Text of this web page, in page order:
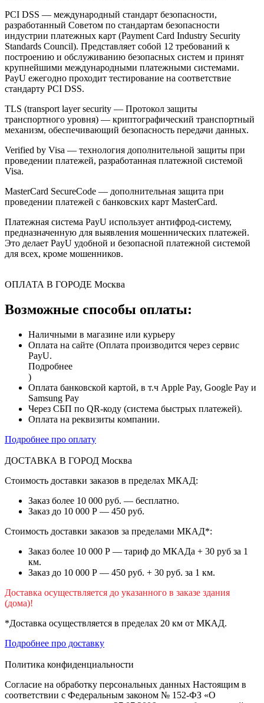
PCI DSS — международный стандарт безопасности,
разработанный Советом по стандартам безопасности
индустрии платежных карт (Payment Card Industry Security
Standards Council). Представляет собой 12 требований к
построению и обслуживанию безопасных систем и принят
крупнейшими международными платежными системами.
PayU ежегодно проходит тестирование на соответствие
стандарту PCI DSS.
TLS (transport layer security — Протокол защиты
транспортного уровня) — криптографический транспортный
механизм, обеспечивающий безопасность передачи данных.
Verified by Visa — технология дополнительной защиты при
проведении платежей, разработанная платежной системой
Visa.
MasterCard SecureCode — дополнительная защита при
проведении платежей с банковских карт MasterCard.
Платежная система PayU использует антифрод-систему,
предназначенную для выявления мошеннических платежей.
Это делает PayU удобной и безопасной платежной системой
для всех, кроме мошенников.
ОПЛАТА В ГОРОДЕ Москва
Возможные способы оплаты:
Наличными в магазине или курьеру
Оплата на сайте (Оплата производится через сервис
PayU.
Подробнее
)
Оплата банковской картой, в т.ч Apple Pay, Google Pay и
Samsung Pay
Через СБП по QR-коду (система быстрых платежей).
Оплата на реквизиты компании.
Подробнее про оплату
ДОСТАВКА В ГОРОД Москва
Стоимость доставки заказов в пределах МКАД:
Заказ более 10 000 руб. — бесплатно.
Заказ до 10 000 Р — 450 руб.
Стоимость доставки заказов за пределами МКАД*:
Заказ более 10 000 Р — тариф до МКАДа + 30 руб за 1
км.
Заказ до 10 000 Р — 450 руб. + 30 руб. за 1 км.
Доставка осуществляется до указанного в заказе здания
(дома)!
*Доставка осуществляется в пределах 20 км от МКАД.
Подробнее про доставку
Политика конфиденциальности
Согласие на обработку персональных данных Настоящим в
соответствии с Федеральным законом № 152-ФЗ «О